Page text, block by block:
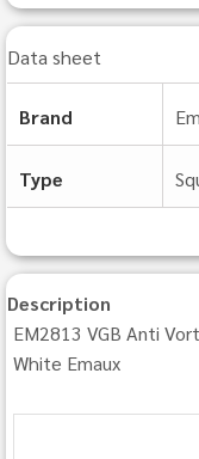
Data sheet
Brand
Type
Description
EM2813 VGB Anti
White Emaux